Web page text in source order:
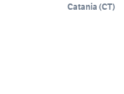
Catania (CT)